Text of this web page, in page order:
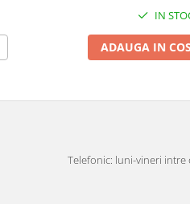
IN
ADAUGA IN COS
Telefonic: luni-vineri intre